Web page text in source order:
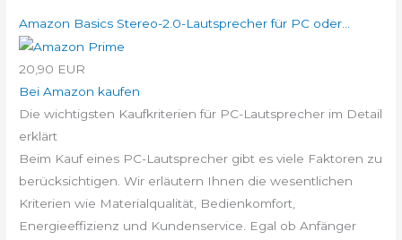
Amazon Basics Stereo-2.0-Lautsprecher für PC oder...
20,90 EUR
Bei Amazon kaufen
Die wichtigsten Kaufkriterien für PC-Lautsprecher im Detail
erklärt
Beim Kauf eines PC-Lautsprecher gibt es viele Faktoren zu
berücksichtigen. Wir erläutern Ihnen die wesentlichen
Kriterien wie Materialqualität, Bedienkomfort,
Energieeffizienz und Kundenservice. Egal ob Anfänger